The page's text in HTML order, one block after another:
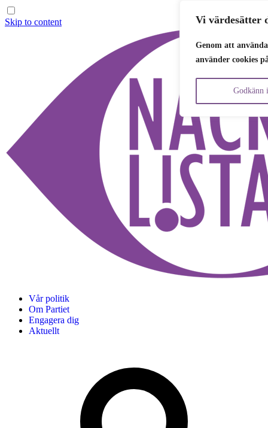
Vi värdesätter
Genom att
använder cookies
Godkänn
Skip to content
Vår politik
Om Partiet
Engagera dig
Aktuellt